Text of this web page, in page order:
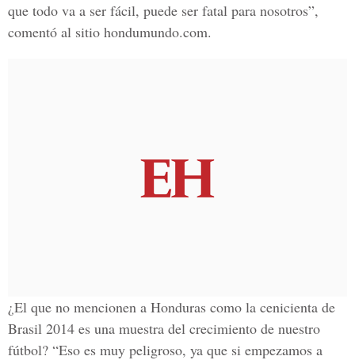
que todo va a ser fácil, puede ser fatal para nosotros”,
comentó al sitio hondumundo.com.
¿El que no mencionen a Honduras como la cenicienta de
Brasil 2014 es una muestra del crecimiento de nuestro
fútbol? “Eso es muy peligroso, ya que si empezamos a